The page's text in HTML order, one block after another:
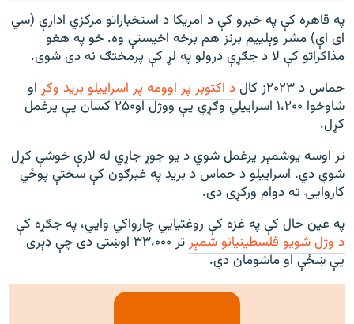
په قاهره کې په خبرو کې د امریکا د استخباراتو مرکزي ادارې (سي
ای اې) مشر وېلییم برنز هم برخه اخیستې وه. خو په هغو
مذاکراتو کې لا د جګړې درولو په لړ کې پرمختګ نه دی شوی.
حماس د ۲۰۲۳ز کال
د اکتوبر پر اوومه پر اسراییلو برید وکړ او
شاوخوا ۱،۲۰۰ اسراييلي وګړي يې ووژل او۲۵۰ کسان یې یرغمل
کړل.
تر اوسه یوشمېر یرغمل شوي د یو جوړ جاړي له لارې خوشې کړل
شوي دي. اسراییلو د حماس د برید په غبرګون کې سختې پوځي
کاروايۍ ته دوام ورکړی دی.
په عین حال کې په غزه کې روغتیايي چارواکي وايي، په جګړه کې
د وژل شويو فلسطينيانو شمېر
تر ۳۳،۰۰۰ اوښتی دی چې ډېری
يې ښځې او ماشومان دي.